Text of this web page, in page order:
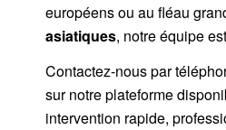
européens ou au fléau
asiatiques, notre équipe
Contactez-nous par
sur notre plateforme
intervention rapide,